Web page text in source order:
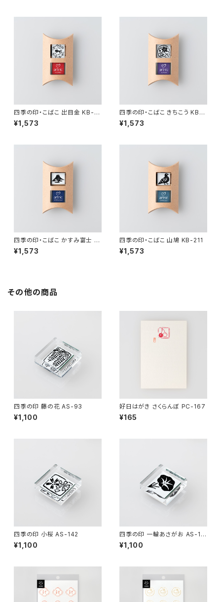
四季の印・こばこ 出目金 KB-17
1
¥1,573
四季の印・こばこ きちこう KB-1
13
¥1,573
四季の印・こばこ かすみ富士 K
B-4
¥1,573
四季の印・こばこ 山鳩 KB-211
¥1,573
その他の商品
四季の印 藤の花 AS-93
¥1,100
好日はがき さくらんぼ PC-167
¥165
四季の印 小桜 AS-142
¥1,100
四季の印 一輪あさがお AS-17
9
¥1,100